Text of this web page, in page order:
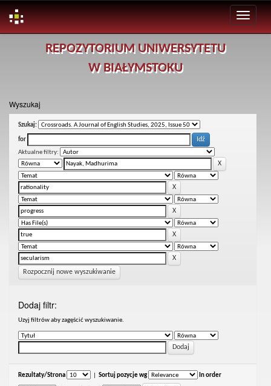
REPOZYTORIUM UNIWERSYTETU
W BIAŁYMSTOKU
Wyszukaj
Szukaj:
for
Aktualne filtry:
Rozpocznij nowe wyszukiwanie
Dodaj filtr:
Uzyj filtrów aby zagęścić wyszukiwanie.
Rezultaty/Strona Sortuj pozycje wg In order